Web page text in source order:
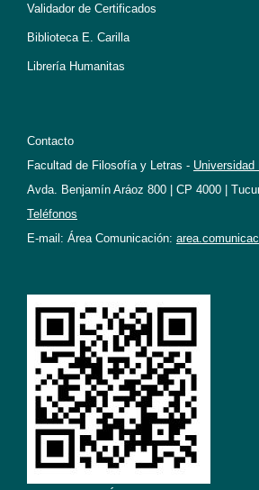
Validador de Certificados
Biblioteca E. Carilla
Librería Humanitas
Contacto
Facultad de Filosofía y Letras - Universidad
Avda. Benjamín Aráoz 800 | CP 4000 |
Teléfonos
E-mail: Área Comunicación: